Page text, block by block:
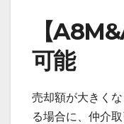
【
可能
売却額が大きく
る場合に、仲介